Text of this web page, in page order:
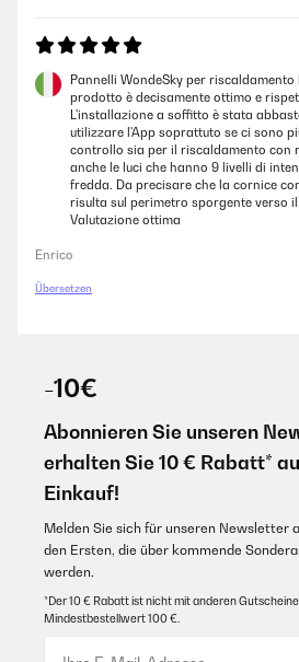
Pannelli WondeSky per riscaldamento
prodotto è decisamente ottimo e
L'installazione a soffitto è stata
utilizzare l'App soprattuto se ci sono
controllo sia per il riscaldamento con
anche le luci che hanno 9 livelli di
fredda. Da precisare che la cornice
risulta sul perimetro sporgente verso
Valutazione ottima
Enrico
Übersetzen
-10€
Abonnieren Sie unseren
erhalten Sie 10 € Rabatt*
Einkauf!
Melden Sie sich für unseren Newsletter
den Ersten, die über kommende
werden.
*Der 10 € Rabatt ist nicht mit anderen
Mindestbestellwert 100 €.